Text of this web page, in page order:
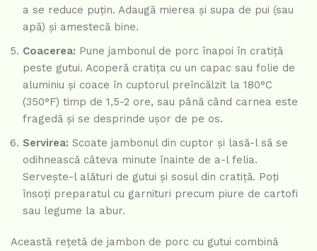
a se reduce puțin. Adaugă mierea și supa de pui (sau
apă) și amestecă bine.
Coacerea: Pune jambonul de porc înapoi în cratiță
peste gutui. Acoperă cratița cu un capac sau folie de
aluminiu și coace în cuptorul preîncălzit la 180°C
(350°F) timp de 1,5-2 ore, sau până când carnea este
fragedă și se desprinde ușor de pe os.
Servirea: Scoate jambonul din cuptor și lasă-l să se
odihnească câteva minute înainte de a-l felia.
Servește-l alături de gutui și sosul din cratiță. Poți
însoți preparatul cu garnituri precum piure de cartofi
sau legume la abur.
Această rețetă de jambon de porc cu gutui combină